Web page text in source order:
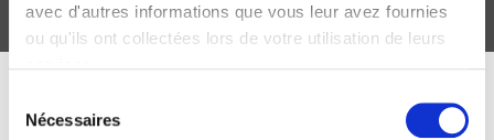
avec d'autres informations que vous leur avez fournies
ou qu'ils ont collectées lors de votre utilisation de leurs
NécessairesDISCOVER OUR JOURNALS